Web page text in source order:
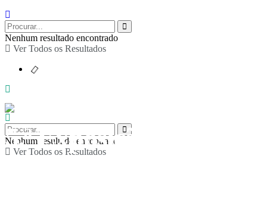
Nenhum resultado encontrado
Ver Todos os Resultados
Nenhum resultado encontrado
Ver Todos os Resultados
5.ª Exposição Coletiva